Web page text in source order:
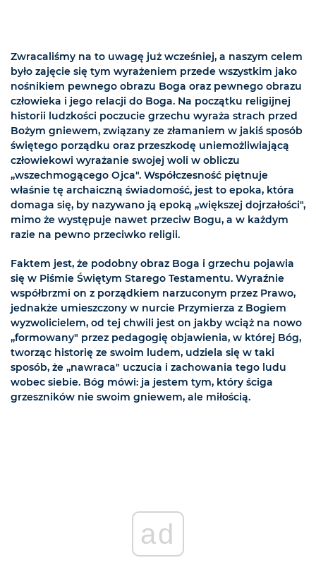
Zwracaliśmy na to uwagę już wcześniej, a naszym celem
było zajęcie się tym wyrażeniem przede wszystkim jako
nośnikiem pewnego obrazu Boga oraz pewnego obrazu
człowieka i jego relacji do Boga. Na początku religijnej
historii ludzkości poczucie grzechu wyraża strach przed
Bożym gniewem, związany ze złamaniem w jakiś sposób
świętego porządku oraz przeszkodę uniemożliwiającą
człowiekowi wyrażanie swojej woli w obliczu
„wszechmogącego Ojca". Współczesność piętnuje
właśnie tę archaiczną świadomość, jest to epoka, która
domaga się, by nazywano ją epoką „większej dojrzałości",
mimo że występuje nawet przeciw Bogu, a w każdym
razie na pewno przeciwko religii.
Faktem jest, że podobny obraz Boga i grzechu pojawia
się w Piśmie Świętym Starego Testamentu. Wyraźnie
współbrzmi on z porządkiem narzuconym przez Prawo,
jednakże umieszczony w nurcie Przymierza z Bogiem
wyzwolicielem, od tej chwili jest on jakby wciąż na nowo
„formowany" przez pedagogię objawienia, w której Bóg,
tworząc historię ze swoim ludem, udziela się w taki
sposób, że „nawraca" uczucia i zachowania tego ludu
wobec siebie. Bóg mówi: ja jestem tym, który ściga
grzeszników nie swoim gniewem, ale miłością.
ad